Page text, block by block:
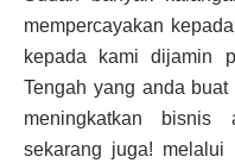
mempercayakan
kepada kami dijamin
Tengah yang anda
meningkatkan
sekarang juga! melalui